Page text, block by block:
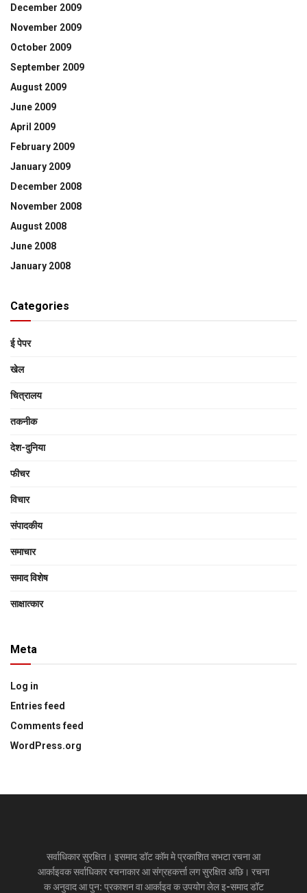
December 2009
November 2009
October 2009
September 2009
August 2009
June 2009
April 2009
February 2009
January 2009
December 2008
November 2008
August 2008
June 2008
January 2008
Categories
ई पेपर
खेल
चित्रालय
तकनीक
देश-दुनिया
फीचर
विचार
संपादकीय
समाचार
समाद विशेष
साक्षात्‍कार
Meta
Log in
Entries feed
Comments feed
WordPress.org
सर्वाधिकार सुरक्षित। इसमाद डॉट कॉम मे प्रकाशित सभटा रचना आ
आर्काइवक सर्वाधिकार रचनाकार आ संग्रहकर्त्ता लग सुरक्षित अछि। रचना
क अनुवाद आ पुन: प्रकाशन वा आर्काइव क उपयोग लेल इ-समाद डॉट